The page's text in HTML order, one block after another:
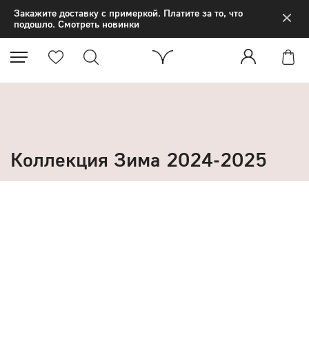
Закажите доставку с примеркой. Платите за то, что
подошло. Смотреть новинки
×
Коллекция Зима 2024-2025